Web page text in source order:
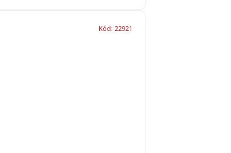
Kód: 22921